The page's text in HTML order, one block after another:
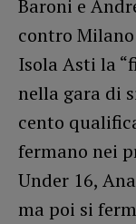
Baroni e
contro
Isola Asti la
nella gara di
cento
fermano nei
Under 16,
ma poi si